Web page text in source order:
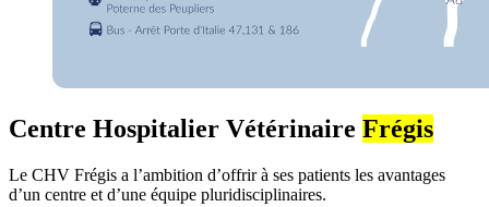
Centre Hospitalier Vétérinaire Frégis
Le CHV Frégis a l’ambition d’offrir à ses patients les avantages
d’un centre et d’une équipe pluridisciplinaires.